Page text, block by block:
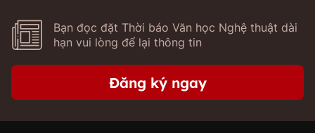
Bạn đọc đặt Thời báo Văn học Nghệ thuật dài
hạn vui lòng để lại thông tin
Đăng ký ngay